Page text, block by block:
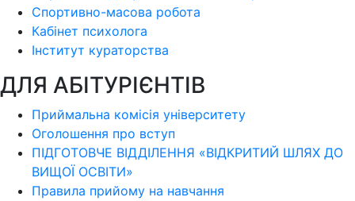
Спортивно-масова робота
Кабінет психолога
Інститут кураторства
ДЛЯ АБІТУРІЄНТІВ
Приймальна комісія університету
Оголошення про вступ
ПІДГОТОВЧЕ ВІДДІЛЕННЯ «ВІДКРИТИЙ ШЛЯХ ДО
ВИЩОЇ ОСВІТИ»
Правила прийому на навчання